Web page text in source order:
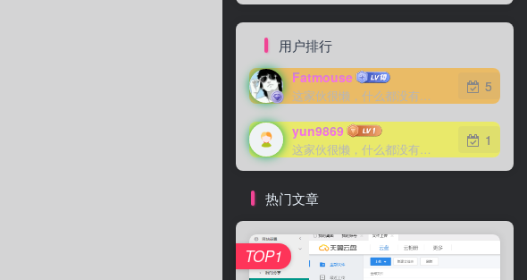
用户排行
Fatmouse
这家伙很懒，什么都没有写...
5
yun9869
这家伙很懒，什么都没有写...
1
热门文章
TOP1